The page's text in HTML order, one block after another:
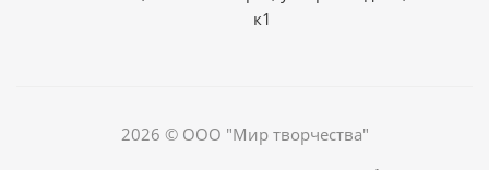
к1
2026 © ООО "Мир творчества"